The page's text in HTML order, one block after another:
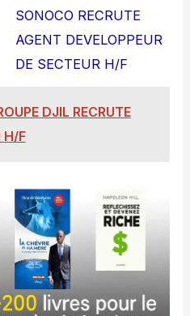
SONOCO RECRUTE
AGENT DEVELOPPEUR
DE SECTEUR H/F
DJIL RECRUTE
H/F